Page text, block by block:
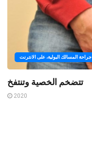
جراحة المسالك البولية، على الانترنت
تتضخم الخصية وتنتفخ
2020